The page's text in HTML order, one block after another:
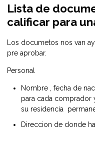
Lista de
calificar para
Los documetos nos van
pre aprobar.
Personal
Nombre , fecha de
para cada
su residencia
Direccion de donde